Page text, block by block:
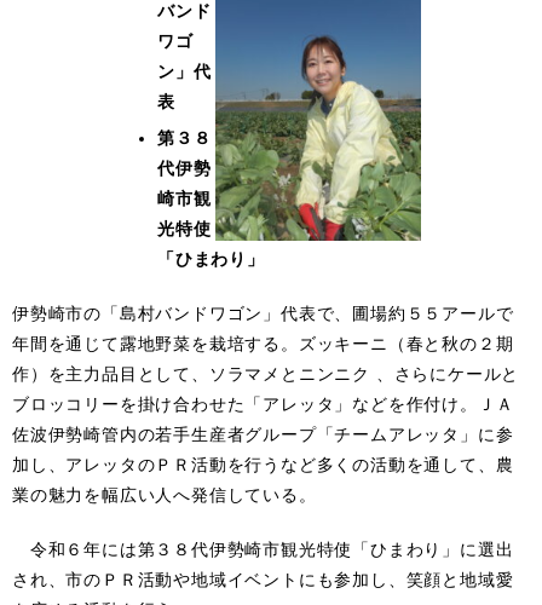
バンド
ワゴ
ン」代
表
第３８
代伊勢
崎市観
光特使
「ひまわり」
伊勢崎市の「島村バンドワゴン」代表で、圃場約５５アールで
年間を通じて露地野菜を栽培する。ズッキーニ（春と秋の２期
作）を主力品目として、ソラマメとニンニク
さらにケールと
ブロッコリーを掛け合わせた「アレッタ」などを作付け。ＪＡ
佐波伊勢崎管内の若手生産者グループ「チームアレッタ」に参
加し、アレッタのＰＲ活動を行うなど多くの活動を通して、農
業の魅力を幅広い人へ発信している。
令和６年には第３８代伊勢崎市観光特使「ひまわり」に選出
され、市のＰＲ活動や地域イベントにも参加し、笑顔と地域愛